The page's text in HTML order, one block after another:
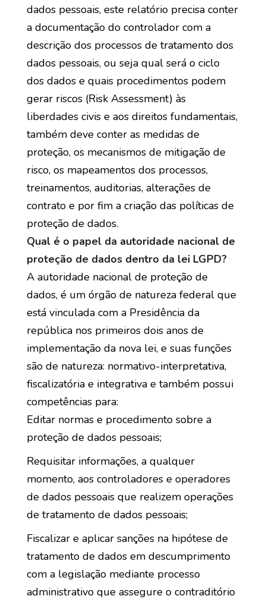
dados pessoais, este relatório precisa conter
a documentação do controlador com a
descrição dos processos de tratamento dos
dados pessoais, ou seja qual será o ciclo
dos dados e quais procedimentos podem
gerar riscos (Risk Assessment) às
liberdades civis e aos direitos fundamentais,
também deve conter as medidas de
proteção, os mecanismos de mitigação de
risco, os mapeamentos dos processos,
treinamentos, auditorias, alterações de
contrato e por fim a criação das políticas de
proteção de dados.
Qual é o papel da autoridade nacional de
proteção de dados dentro da lei LGPD?
A autoridade nacional de proteção de
dados, é um órgão de natureza federal que
está vinculada com a Presidência da
república nos primeiros dois anos de
implementação da nova lei, e suas funções
são de natureza: normativo-interpretativa,
fiscalizatória e integrativa e também possui
competências para:
Editar normas e procedimento sobre a
proteção de dados pessoais;
Requisitar informações, a qualquer
momento, aos controladores e operadores
de dados pessoais que realizem operações
de tratamento de dados pessoais;
Fiscalizar e aplicar sanções na hipótese de
tratamento de dados em descumprimento
com a legislação mediante processo
administrativo que assegure o contraditório